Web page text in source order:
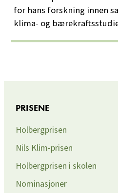
for hans forskning innen
klima- og
PRISENE
Holbergprisen
Nils Klim-prisen
Holbergprisen i skolen
Nominasjoner